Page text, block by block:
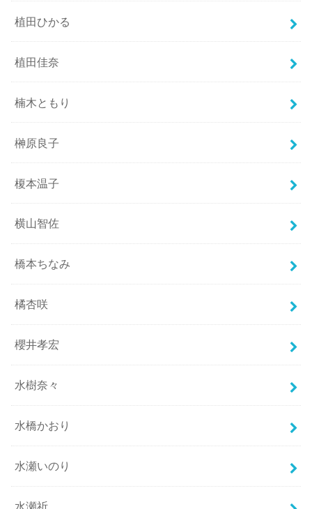
植田ひかる
植田佳奈
楠木ともり
榊原良子
榎本温子
横山智佐
橋本ちなみ
橘杏咲
櫻井孝宏
水樹奈々
水橋かおり
水瀬いのり
水瀬祈